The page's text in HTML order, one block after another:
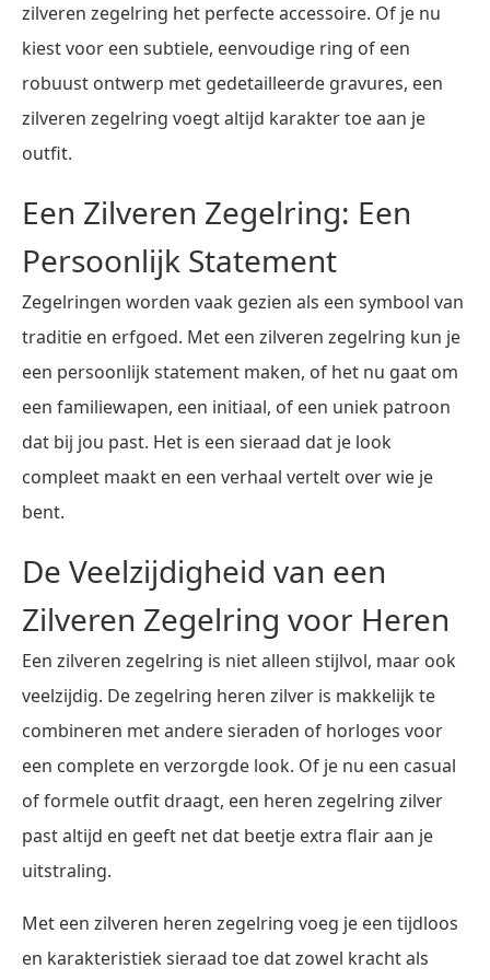
zilveren zegelring het perfecte accessoire. Of je nu
kiest voor een subtiele, eenvoudige ring of een
robuust ontwerp met gedetailleerde gravures, een
zilveren zegelring voegt altijd karakter toe aan je
outfit.
Een Zilveren Zegelring: Een
Persoonlijk Statement
Zegelringen worden vaak gezien als een symbool van
traditie en erfgoed. Met een zilveren zegelring kun je
een persoonlijk statement maken, of het nu gaat om
een familiewapen, een initiaal, of een uniek patroon
dat bij jou past. Het is een sieraad dat je look
compleet maakt en een verhaal vertelt over wie je
bent.
De Veelzijdigheid van een
Zilveren Zegelring voor Heren
Een zilveren zegelring is niet alleen stijlvol, maar ook
veelzijdig. De zegelring heren zilver is makkelijk te
combineren met andere sieraden of horloges voor
een complete en verzorgde look. Of je nu een casual
of formele outfit draagt, een heren zegelring zilver
past altijd en geeft net dat beetje extra flair aan je
uitstraling.
Met een zilveren heren zegelring voeg je een tijdloos
en karakteristiek sieraad toe dat zowel kracht als